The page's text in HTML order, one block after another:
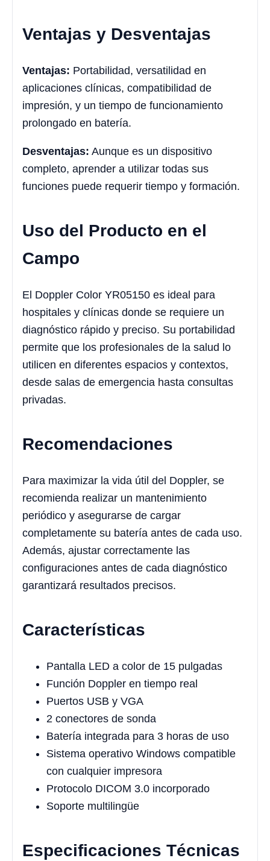
Ventajas y Desventajas
Ventajas: Portabilidad, versatilidad en
aplicaciones clínicas, compatibilidad de
impresión, y un tiempo de funcionamiento
prolongado en batería.
Desventajas: Aunque es un dispositivo
completo, aprender a utilizar todas sus
funciones puede requerir tiempo y formación.
Uso del Producto en el
Campo
El Doppler Color YR05150 es ideal para
hospitales y clínicas donde se requiere un
diagnóstico rápido y preciso. Su portabilidad
permite que los profesionales de la salud lo
utilicen en diferentes espacios y contextos,
desde salas de emergencia hasta consultas
privadas.
Recomendaciones
Para maximizar la vida útil del Doppler, se
recomienda realizar un mantenimiento
periódico y asegurarse de cargar
completamente su batería antes de cada uso.
Además, ajustar correctamente las
configuraciones antes de cada diagnóstico
garantizará resultados precisos.
Características
Pantalla LED a color de 15 pulgadas
Función Doppler en tiempo real
Puertos USB y VGA
2 conectores de sonda
Batería integrada para 3 horas de uso
Sistema operativo Windows compatible
con cualquier impresora
Protocolo DICOM 3.0 incorporado
Soporte multilingüe
Especificaciones Técnicas